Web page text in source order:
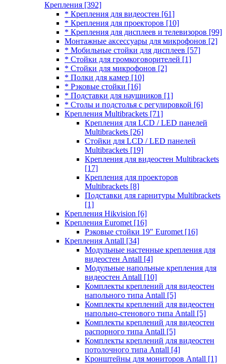
Крепления [392]
* Крепления для видеостен [61]
* Крепления для проекторов [10]
* Крепления для дисплеев и телевизоров [99]
Монтажные аксессуары для микрофонов [2]
* Мобильные стойки для дисплеев [57]
* Стойки для громкоговорителей [1]
* Стойки для микрофонов [2]
* Полки для камер [10]
* Рэковые стойки [16]
* Подставки для наушников [1]
* Столы и подстолья с регулировкой [6]
Крепления Multibrackets [71]
Крепления для LCD / LED панелей
Multibrackets [26]
Стойки для LCD / LED панелей
Multibrackets [19]
Крепления для видеостен Multibrackets
[17]
Крепления для проекторов
Multibrackets [8]
Подставки для гарнитуры Multibrackets
[1]
Крепления Hikvision [6]
Крепления Euromet [16]
Рэковые стойки 19" Euromet [16]
Крепления Antall [34]
Модульные настенные крепления для
видеостен Antall [4]
Модульные напольные крепления для
видеостен Antall [10]
Комплекты креплений для видеостен
напольного типа Antall [5]
Комплекты креплений для видеостен
напольно-стенового типа Antall [5]
Комплекты креплений для видеостен
распорного типа Antall [5]
Комплекты креплений для видеостен
потолочного типа Antall [4]
Кронштейны для мониторов Antall [1]